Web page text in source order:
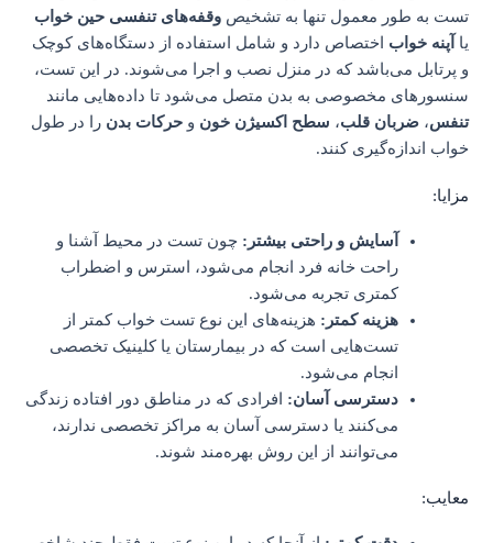
تست به طور معمول تنها به تشخیصوقفه‌های تنفسی حین خواب
آپنه خواباختصاص دارد و شامل استفاده از دستگاه‌های کوچک
و پرتابل می‌باشد که در منزل نصب و اجرا می‌شوند. در این تست،
سنسورهای مخصوصی به بدن متصل می‌شود تا داده‌هایی مانند
تنفس،ضربان قلب،سطح اکسیژن خونوحرکات بدنرا در طول
خواب اندازه‌گیری کنند.
مزایا:
آسایش و راحتی بیشتر:چون تست در محیط آشنا و
راحت خانه فرد انجام می‌شود، استرس و اضطراب
کمتری تجربه می‌شود.
هزینه کمتر:هزینه‌های این نوع تست خواب کمتر از
تست‌هایی است که در بیمارستان یا کلینیک تخصصی
انجام می‌شود.
دسترسی آسان:افرادی که در مناطق دور افتاده زندگی
می‌کنند یا دسترسی آسان به مراکز تخصصی ندارند،
می‌توانند از این روش بهره‌مند شوند.
معایب: